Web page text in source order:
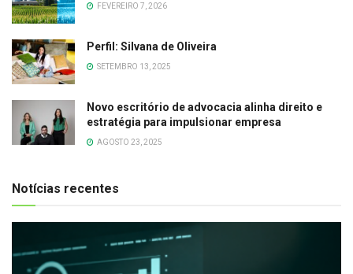
FEVEREIRO 7, 2026
Perfil: Silvana de Oliveira
SETEMBRO 13, 2025
Novo escritório de advocacia alinha direito e
estratégia para impulsionar empresa
AGOSTO 23, 2025
Notícias recentes